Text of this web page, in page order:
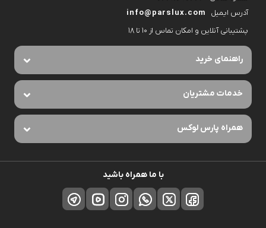
آدرس ایمیل
info@parslux.com
پشتیبانی آنلاین و امکان تماس از ۱۰ تا ۱۸
راهنمای خرید
خدمات مشتریان
همراه پارس لوکس
با ما همراه باشید